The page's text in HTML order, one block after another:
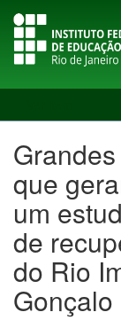
que
um
de
do Rio
Gonçalo